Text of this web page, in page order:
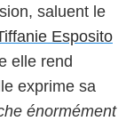
saluent le
Esposito
elle rend
exprime sa
énormément